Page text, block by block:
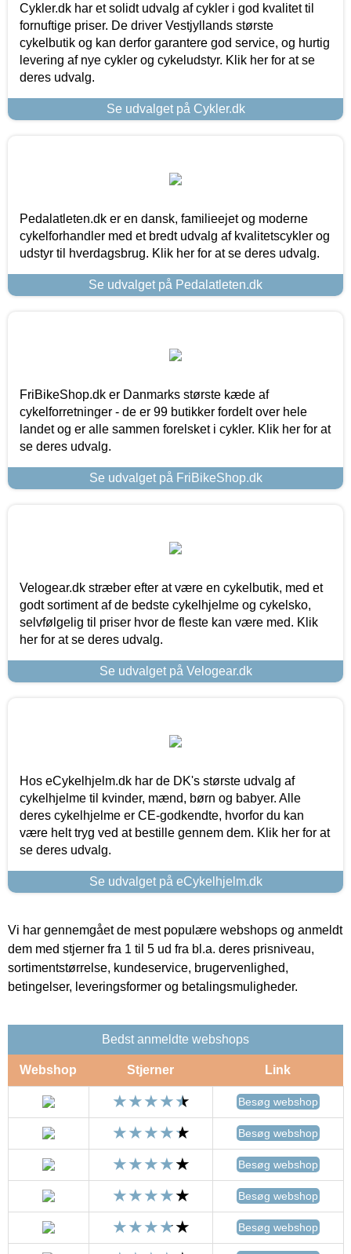
Cykler.dk har et solidt udvalg af cykler i god kvalitet til
fornuftige priser. De driver Vestjyllands største
cykelbutik og kan derfor garantere god service, og hurtig
levering af nye cykler og cykeludstyr. Klik her for at se
deres udvalg.
Se udvalget på Cykler.dk
Pedalatleten.dk er en dansk, familieejet og moderne
cykelforhandler med et bredt udvalg af kvalitetscykler og
udstyr til hverdagsbrug. Klik her for at se deres udvalg.
Se udvalget på Pedalatleten.dk
FriBikeShop.dk er Danmarks største kæde af
cykelforretninger - de er 99 butikker fordelt over hele
landet og er alle sammen forelsket i cykler. Klik her for at
se deres udvalg.
Se udvalget på FriBikeShop.dk
Velogear.dk stræber efter at være en cykelbutik, med et
godt sortiment af de bedste cykelhjelme og cykelsko,
selvfølgelig til priser hvor de fleste kan være med. Klik
her for at se deres udvalg.
Se udvalget på Velogear.dk
Hos eCykelhjelm.dk har de DK's største udvalg af
cykelhjelme til kvinder, mænd, børn og babyer. Alle
deres cykelhjelme er CE-godkendte, hvorfor du kan
være helt tryg ved at bestille gennem dem. Klik her for at
se deres udvalg.
Se udvalget på eCykelhjelm.dk
Vi har gennemgået de mest populære webshops og anmeldt
dem med stjerner fra 1 til 5 ud fra bl.a. deres prisniveau,
sortimentstørrelse, kundeservice, brugervenlighed,
betingelser, leveringsformer og betalingsmuligheder.
Bedst anmeldte webshops
Webshop Stjerner Link
Besøg webshop
Besøg webshop
Besøg webshop
Besøg webshop
Besøg webshop